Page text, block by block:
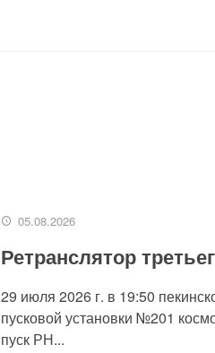
05.08.2026
Ретранслятор
29 июля 2026 г. в 19:50
пусковой установки №201
пуск РН...